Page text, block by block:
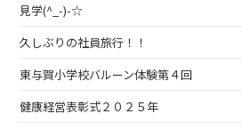
見学(^_-)-☆
久しぶりの社員旅行！！
東与賀小学校バルーン体験第４回
健康経営表彰式２０２５年